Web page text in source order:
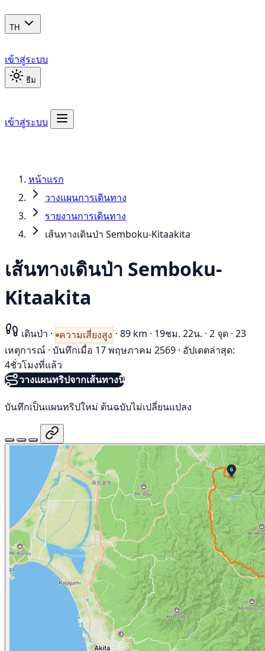
TH
เข้าสู่ระบบ
ธีม
เข้าสู่ระบบ
หน้าแรก
วางแผนการเดินทาง
รายงานการเดินทาง
เส้นทางเดินป่า Semboku-Kitaakita
เส้นทางเดินป่า Semboku-
Kitaakita
เดินป่า · ความเสี่ยงสูง · 89 km · 19ชม. 22น. · 2 จุด · 23
เหตุการณ์ · บันทึกเมื่อ 17 พฤษภาคม 2569 · อัปเดตล่าสุด:
4ชั่วโมงที่แล้ว
วางแผนทริปจากเส้นทางนี้
บันทึกเป็นแผนทริปใหม่ ต้นฉบับไม่เปลี่ยนแปลง